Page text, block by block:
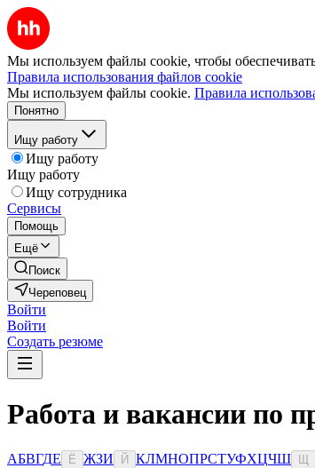
Мы используем файлы cookie, чтобы
Правила использования файлов cookie
Мы используем файлы cookie. Правила
Понятно
Ищу работу
Ищу работу
Ищу работу
Ищу сотрудника
Сервисы
Помощь
Ещё
Поиск
Череповец
Войти
Войти
Создать резюме
Работа и вакансии по
АБВГДЕ Ё ЖЗИ Й КЛМНОПРСТУФХЦЧШ